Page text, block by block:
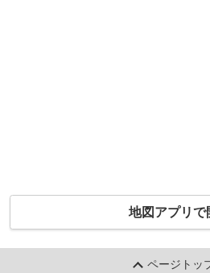
地図アプリで
ページトッ